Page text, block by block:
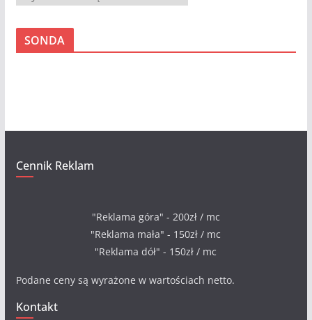
r
c
SONDA
Cennik Reklam
"Reklama góra" - 200zł / mc
"Reklama mała" - 150zł / mc
"Reklama dół" - 150zł / mc
Podane ceny są wyrażone w wartościach netto.
Kontakt